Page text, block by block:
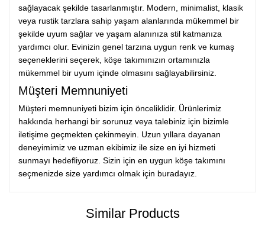
sağlayacak şekilde tasarlanmıştır. Modern, minimalist, klasik
veya rustik tarzlara sahip yaşam alanlarında mükemmel bir
şekilde uyum sağlar ve yaşam alanınıza stil katmanıza
yardımcı olur. Evinizin genel tarzına uygun renk ve kumaş
seçeneklerini seçerek, köşe takımınızın ortamınızla
mükemmel bir uyum içinde olmasını sağlayabilirsiniz.
Müşteri Memnuniyeti
Müşteri memnuniyeti bizim için önceliklidir. Ürünlerimiz
hakkında herhangi bir sorunuz veya talebiniz için bizimle
iletişime geçmekten çekinmeyin. Uzun yıllara dayanan
deneyimimiz ve uzman ekibimiz ile size en iyi hizmeti
sunmayı hedefliyoruz. Sizin için en uygun köşe takımını
seçmenizde size yardımcı olmak için buradayız.
Similar Products